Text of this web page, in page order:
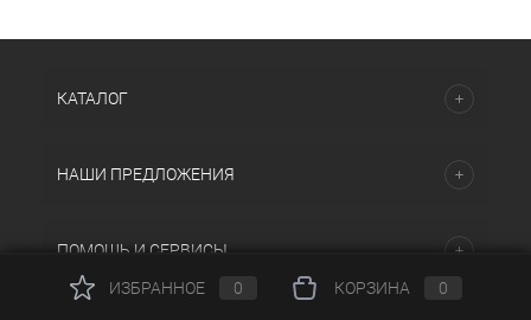
КАТАЛОГ
НАШИ ПРЕДЛОЖЕНИЯ
ПОМОЩЬ И СЕРВИСЫ
ИЗБРАННОЕ
0 КОРЗИНА 0